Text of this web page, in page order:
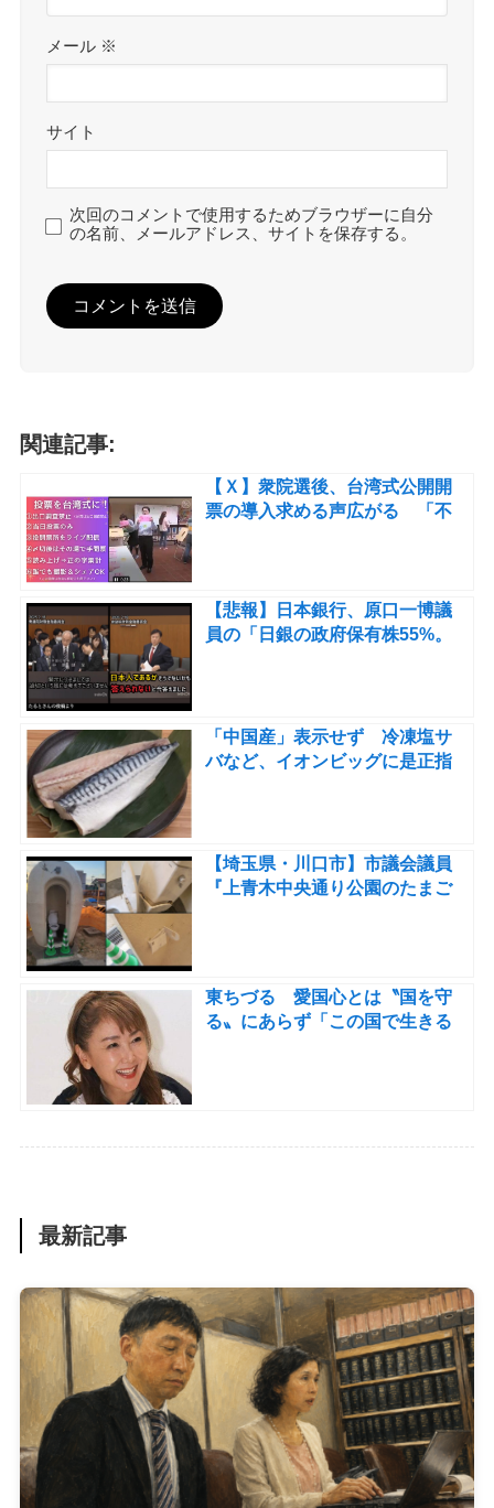
メール ※
サイト
次回のコメントで使用するためブラウザーに自分
の名前、メールアドレス、サイトを保存する。
関連記事:
【Ｘ】衆院選後、台湾式公開開
票の導入求める声広がる 「不
【悲報】日本銀行、原口一博議
員の「日銀の政府保有株55%。
「中国産」表示せず 冷凍塩サ
バなど、イオンビッグに是正指
【埼玉県・川口市】市議会議員
『上青木中央通り公園のたまご
ら集団不良外国人の仕業と判
明』
東ちづる 愛国心とは〝国を守
る〟にあらず「この国で生きる
最新記事